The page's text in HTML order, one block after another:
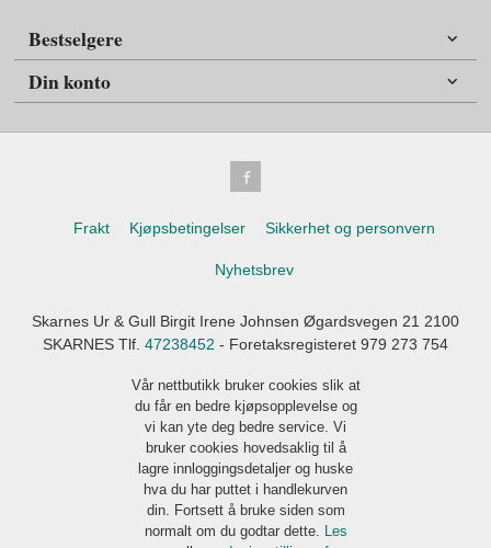
Bestselgere
Din konto
Frakt Kjøpsbetingelser Sikkerhet og personvern
Nyhetsbrev
Skarnes Ur & Gull Birgit Irene Johnsen Øgardsvegen 21 2100
SKARNES Tlf. 47238452 - Foretaksregisteret 979 273 754
Vår nettbutikk bruker cookies slik at
du får en bedre kjøpsopplevelse og
vi kan yte deg bedre service. Vi
bruker cookies hovedsaklig til å
lagre innloggingsdetaljer og huske
hva du har puttet i handlekurven
din. Fortsett å bruke siden som
normalt om du godtar dette. Les